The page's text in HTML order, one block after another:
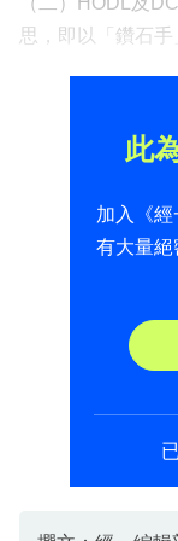
思，即以「鑽石手
此
加入《
有大量絕